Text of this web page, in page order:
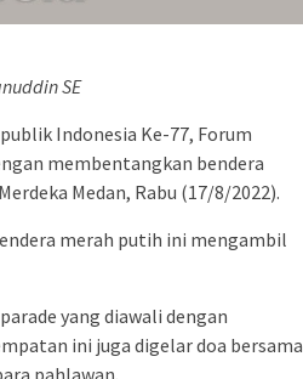
SE
Indonesia Ke-77, Forum
membentangkan bendera
Medan, Rabu (17/8/2022).
merah putih ini mengambil
yang diawali dengan
ini juga digelar doa bersama